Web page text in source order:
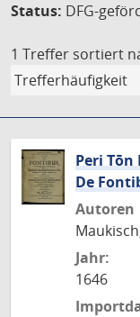
Status: DFG-
1 Treffer sortiert
Peri Tōn
De
Autoren
Jahr:
1646